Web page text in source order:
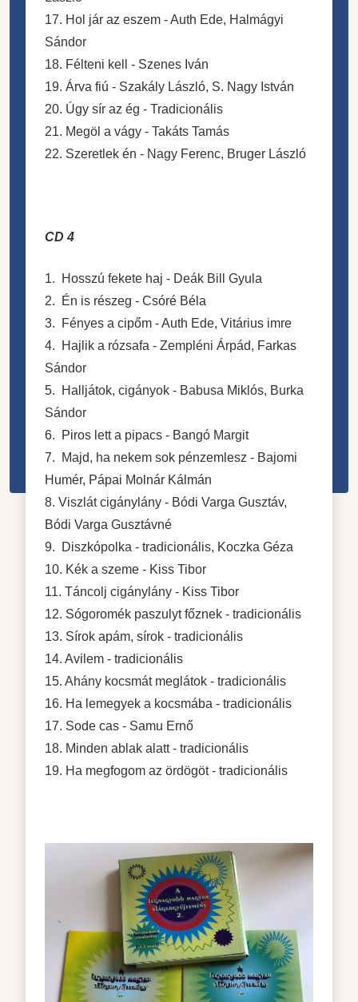
17. Hol jár az eszem - Auth Ede, Halmágyi
Sándor
18. Félteni kell - Szenes Iván
19. Árva fiú - Szakály László, S. Nagy István
20. Úgy sír az ég - Tradicionális
21. Megöl a vágy - Takáts Tamás
22. Szeretlek én - Nagy Ferenc, Bruger László
CD 4
1. Hosszú fekete haj - Deák Bill Gyula
2. Én is részeg - Csóré Béla
3. Fényes a cipőm - Auth Ede, Vitárius imre
4. Hajlik a rózsafa - Zempléni Árpád, Farkas
Sándor
5. Halljátok, cigányok - Babusa Miklós, Burka
Sándor
6. Piros lett a pipacs - Bangó Margit
7. Majd, ha nekem sok pénzemlesz - Bajomi
Humér, Pápai Molnár Kálmán
8. Viszlát cigánylány - Bódi Varga Gusztáv,
Bódi Varga Gusztávné
9. Diszkópolka - tradicionális, Koczka Géza
10. Kék a szeme - Kiss Tibor
11. Táncolj cigánylány - Kiss Tibor
12. Sógoromék paszulyt főznek - tradicionális
13. Sírok apám, sírok - tradicionális
14. Avilem - tradicionális
15. Ahány kocsmát meglátok - tradicionális
16. Ha lemegyek a kocsmába - tradicionális
17. Sode cas - Samu Ernő
18. Minden ablak alatt - tradicionális
19. Ha megfogom az ördögöt - tradicionális